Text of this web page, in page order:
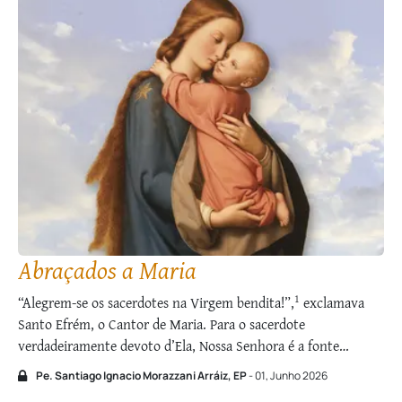
Abraçados a Maria
“Alegrem-se os sacerdotes na Virgem bendita!”,1 exclamava
Santo Efrém, o Cantor de Maria. Para o sacerdote
verdadeiramente devoto d’Ela, Nossa Senhora é a ­fonte
inesgotável de todas as alegrias. E a ocasião por excelência em
que ele pode conviver com sua Mãe é a Santa Missa, momento
Pe. Santiago Ignacio Morazzani Arráiz, EP- 01, Junho 2026